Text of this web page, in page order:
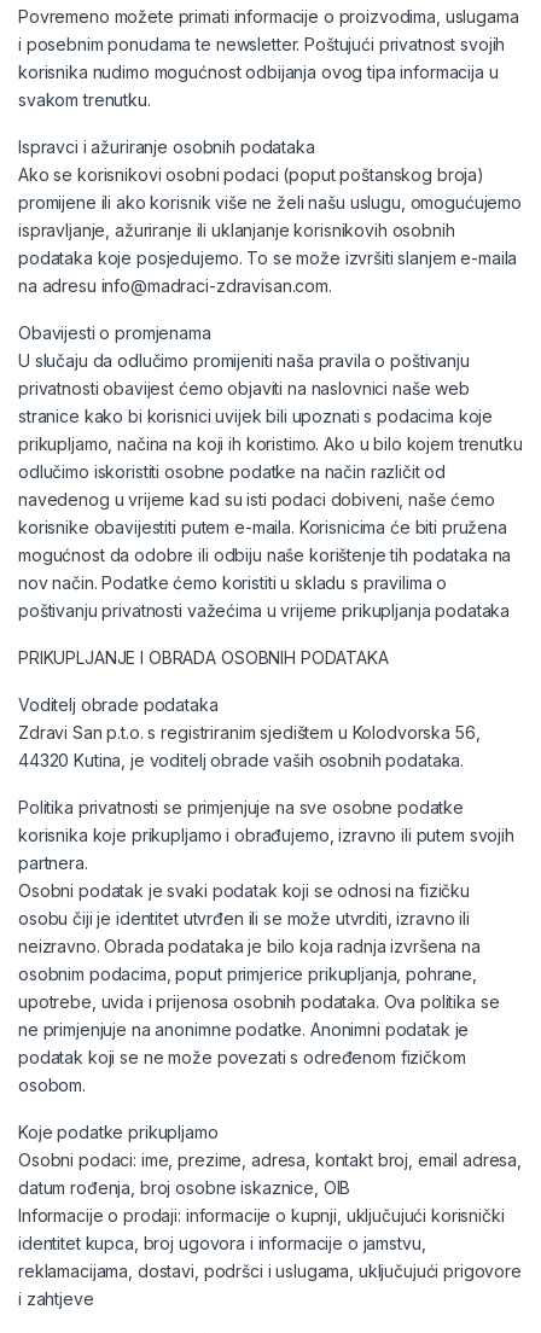
Povremeno možete primati informacije o proizvodima, uslugama
i posebnim ponudama te newsletter. Poštujući privatnost svojih
korisnika nudimo mogućnost odbijanja ovog tipa informacija u
svakom trenutku.
Ispravci i ažuriranje osobnih podataka
Ako se korisnikovi osobni podaci (poput poštanskog broja)
promijene ili ako korisnik više ne želi našu uslugu, omogućujemo
ispravljanje, ažuriranje ili uklanjanje korisnikovih osobnih
podataka koje posjedujemo. To se može izvršiti slanjem e-maila
na adresu info@madraci-zdravisan.com.
Obavijesti o promjenama
U slučaju da odlučimo promijeniti naša pravila o poštivanju
privatnosti obavijest ćemo objaviti na naslovnici naše web
stranice kako bi korisnici uvijek bili upoznati s podacima koje
prikupljamo, načina na koji ih koristimo. Ako u bilo kojem trenutku
odlučimo iskoristiti osobne podatke na način različit od
navedenog u vrijeme kad su isti podaci dobiveni, naše ćemo
korisnike obavijestiti putem e-maila. Korisnicima će biti pružena
mogućnost da odobre ili odbiju naše korištenje tih podataka na
nov način. Podatke ćemo koristiti u skladu s pravilima o
poštivanju privatnosti važećima u vrijeme prikupljanja podataka
PRIKUPLJANJE I OBRADA OSOBNIH PODATAKA
Voditelj obrade podataka
Zdravi San p.t.o. s registriranim sjedištem u Kolodvorska 56,
44320 Kutina, je voditelj obrade vaših osobnih podataka.
Politika privatnosti se primjenjuje na sve osobne podatke
korisnika koje prikupljamo i obrađujemo, izravno ili putem svojih
partnera.
Osobni podatak je svaki podatak koji se odnosi na fizičku
osobu čiji je identitet utvrđen ili se može utvrditi, izravno ili
neizravno. Obrada podataka je bilo koja radnja izvršena na
osobnim podacima, poput primjerice prikupljanja, pohrane,
upotrebe, uvida i prijenosa osobnih podataka. Ova politika se
ne primjenjuje na anonimne podatke. Anonimni podatak je
podatak koji se ne može povezati s određenom fizičkom
osobom.
Koje podatke prikupljamo
Osobni podaci: ime, prezime, adresa, kontakt broj, email adresa,
datum rođenja, broj osobne iskaznice, OIB
Informacije o prodaji: informacije o kupnji, uključujući korisnički
identitet kupca, broj ugovora i informacije o jamstvu,
reklamacijama, dostavi, podršci i uslugama, uključujući prigovore
i zahtjeve